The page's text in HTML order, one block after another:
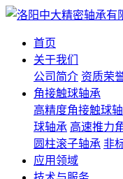
首页
关于我们
公司简介 资质荣
角接触球轴承
高精度角接触球
球轴承 高速推力
圆柱滚子轴承 非
应用领域